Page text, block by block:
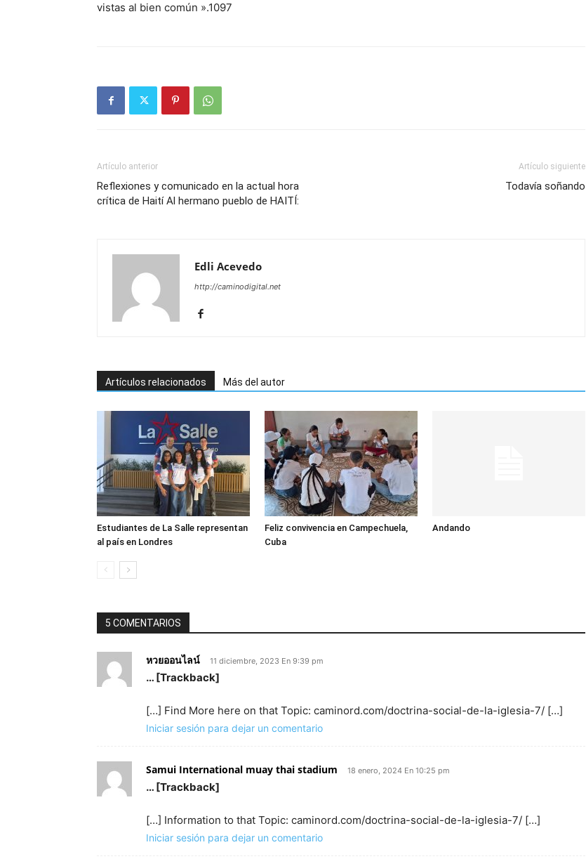
vistas al bien común ».1097
Artículo anterior
Reflexiones y comunicado en la actual hora
crítica de Haití Al hermano pueblo de HAITÍ:
Artículo siguiente
Todavía soñando
Edli Acevedo
http://caminodigital.net
Artículos relacionados Más del autor
Estudiantes de La Salle representan
al país en Londres
Feliz convivencia en Campechuela,
Cuba
Andando
5 COMENTARIOS
หวยออนไลน์ 11 diciembre, 2023 En 9:39 pm
… [Trackback]
[…] Find More here on that Topic: caminord.com/doctrina-social-de-la-iglesia-7/ […]
Iniciar sesión para dejar un comentario
Samui International muay thai stadium 18 enero, 2024 En 10:25 pm
… [Trackback]
[…] Information to that Topic: caminord.com/doctrina-social-de-la-iglesia-7/ […]
Iniciar sesión para dejar un comentario